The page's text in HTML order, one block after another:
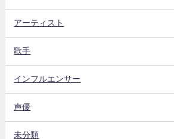
アーティスト
歌手
インフルエンサー
声優
未分類